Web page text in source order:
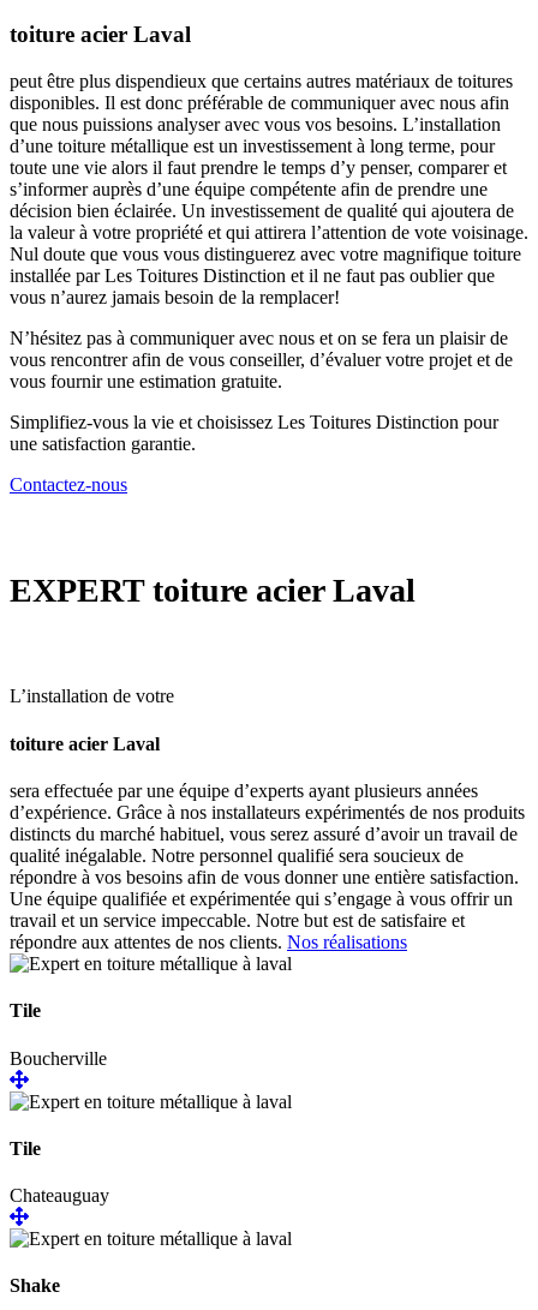
toiture acier Laval
peut être plus dispendieux que certains autres matériaux de toitures
disponibles. Il est donc préférable de communiquer avec nous afin
que nous puissions analyser avec vous vos besoins. L’installation
d’une toiture métallique est un investissement à long terme, pour
toute une vie alors il faut prendre le temps d’y penser, comparer et
s’informer auprès d’une équipe compétente afin de prendre une
décision bien éclairée. Un investissement de qualité qui ajoutera de
la valeur à votre propriété et qui attirera l’attention de vote voisinage.
Nul doute que vous vous distinguerez avec votre magnifique toiture
installée par Les Toitures Distinction et il ne faut pas oublier que
vous n’aurez jamais besoin de la remplacer!
N’hésitez pas à communiquer avec nous et on se fera un plaisir de
vous rencontrer afin de vous conseiller, d’évaluer votre projet et de
vous fournir une estimation gratuite.
Simplifiez-vous la vie et choisissez Les Toitures Distinction pour
une satisfaction garantie.
Contactez-nous
EXPERTtoiture acier Laval
L’installation de votre
toiture acier Laval
sera effectuée par une équipe d’experts ayant plusieurs années
d’expérience. Grâce à nos installateurs expérimentés de nos produits
distincts du marché habituel, vous serez assuré d’avoir un travail de
qualité inégalable. Notre personnel qualifié sera soucieux de
répondre à vos besoins afin de vous donner une entière satisfaction.
Une équipe qualifiée et expérimentée qui s’engage à vous offrir un
travail et un service impeccable. Notre but est de satisfaire et
répondre aux attentes de nos clients. Nos réalisations
Tile
Boucherville
Tile
Chateauguay
Shake